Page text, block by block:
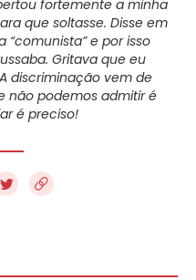
fortemente a minha
que soltasse. Disse em
e por isso
Gritava que eu
discriminação vem de
não podemos admitir é
é preciso!